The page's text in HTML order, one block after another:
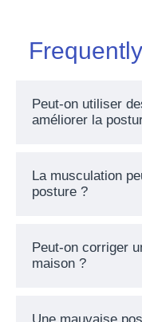
Peut-on utiliser
améliorer la
La musculation
posture ?
Peut-on corriger
maison ?